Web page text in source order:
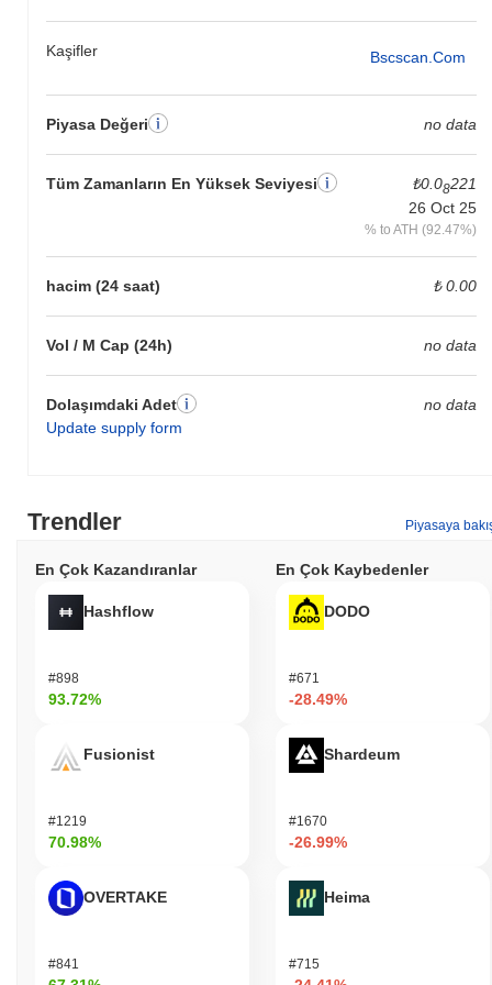
Kaşifler Bscscan.com
Piyasa Değeri no data
Tüm Zamanların En Yüksek Seviyesi ₺0.08221
26 Oct 25
% to ATH (92.47%)
hacim (24 saat) ₺ 0.00
Vol / M Cap (24h) no data
Dolaşımdaki Adet
Update supply form
no data
Trendler Piyasaya
En Çok Kazandıranlar
Hashflow
#898
93.72%
Fusionist
#1219
70.98%
OVERTAKE
#841
En Çok Kaybedenler
DODO
#671
-28.49%
Shardeum
#1670
-26.99%
Heima
#715